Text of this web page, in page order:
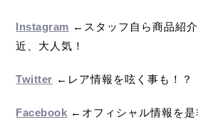
Instagram ←スタッフ自ら商品紹
近、大人気！
Twitter ←レア情報を呟く事も！？
Facebook ←オフィシャル情報を是